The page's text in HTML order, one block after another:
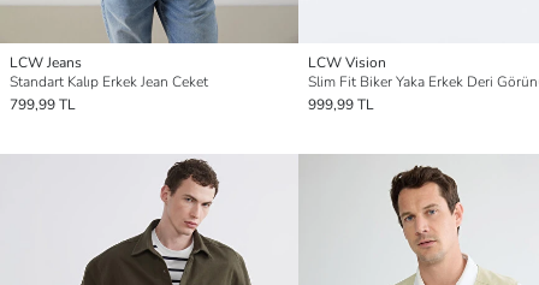
LCW Jeans
Standart Kalıp Erkek Jean Ceket
799,99 TL
LCW Vision
999,99 TL